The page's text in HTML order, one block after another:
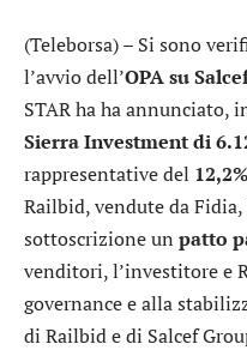
(Teleborsa) – Si sono
l’avvio dell’OPA su
STAR ha ha annunciato,
Sierra Investment di
rappresentative del
Railbid, vendute da
sottoscrizione un patto
venditori, l’investitore e
governance e alla
di Railbid e di Salcef